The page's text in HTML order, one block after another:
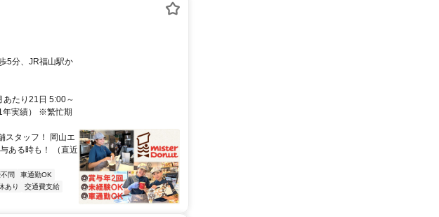
5分、JR福山駅か
たり21日 5:00～
年実績） ※繁忙期
スタッフ！ 岡山エ
ある時も！ （直近
問
車通勤OK
あり
交通費支給